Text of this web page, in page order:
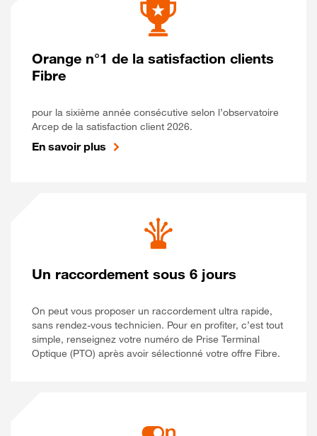
Orange n°1 de la satisfaction clients
Fibre
pour la sixième année consécutive selon l’observatoire
Arcep de la satisfaction client 2026.
En savoir plus
Un raccordement sous 6 jours
On peut vous proposer un raccordement ultra rapide,
sans rendez-vous technicien. Pour en profiter, c’est tout
simple, renseignez votre numéro de Prise Terminal
Optique (PTO) après avoir sélectionné votre offre Fibre.